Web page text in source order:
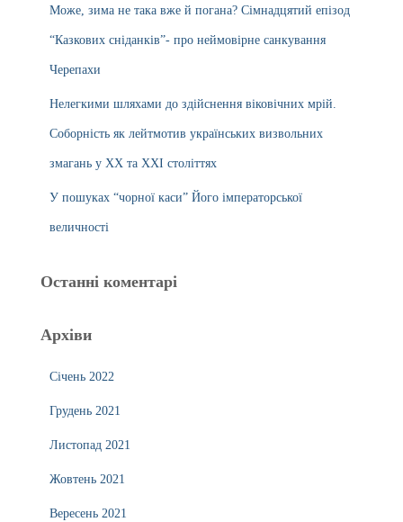
Може, зима не така вже й погана? Сімнадцятий епізод
“Казкових сніданків”- про неймовірне санкування
Черепахи
Нелегкими шляхами до здійснення віковічних мрій.
Соборність як лейтмотив українських визвольних
змагань у ХХ та ХХІ століттях
У пошуках “чорної каси” Його імператорської
величності
Останні коментарі
Архіви
Січень 2022
Грудень 2021
Листопад 2021
Жовтень 2021
Вересень 2021